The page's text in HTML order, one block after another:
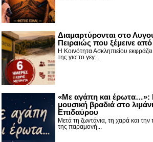
Διαμαρτύρονται στο
Πειραιώς που ξέμεινε
Η Κοινότητα Ασκληπιείου
της για το γεγ...
«Με αγάπη και έρωτα…»:
μουσική βραδιά στο
Επιδαύρου
Μετά τη ζωντάνια, τη χαρά και
της παραμονή...